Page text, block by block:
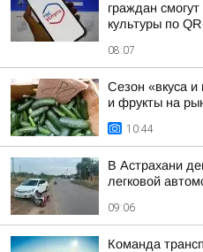
граждан
культуры по
08:07
Сезон «вкуса и
и фрукты на
10:44
В Астрахани
легковой
09:06
Команда